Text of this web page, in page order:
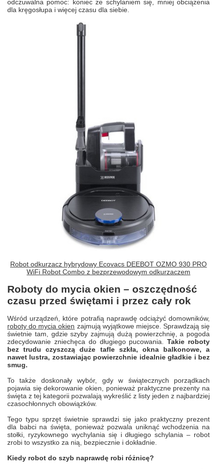
odczuwalna pomoc: koniec ze schylaniem się, mniej obciążenia
dla kręgosłupa i więcej czasu dla siebie.
Robot odkurzacz hybrydowy Ecovacs DEEBOT OZMO 930 PRO
WiFi Robot Combo z bezprzewodowym odkurzaczem
Roboty do mycia okien – oszczędność
czasu przed świętami i przez cały rok
Wśród urządzeń, które potrafią naprawdę odciążyć domowników,
roboty do mycia okien zajmują wyjątkowe miejsce. Sprawdzają się
świetnie tam, gdzie szyby zajmują dużą powierzchnię, a pogoda
zdecydowanie zniechęca do długiego pucowania.Takie roboty
bez trudu czyszczą duże tafle szkła, okna balkonowe, a
nawet lustra, zostawiając powierzchnie idealnie gładkie i bez
smug.
To także doskonały wybór, gdy w świątecznych porządkach
pojawia się dekorowanie okien, ponieważ praktyczne prezenty na
święta z tej kategorii pozwalają wykreślić z listy jeden z najbardziej
czasochłonnych obowiązków.
Tego typu sprzęt świetnie sprawdzi się jako praktyczny prezent
dla babci na święta, ponieważ pozwala uniknąć wchodzenia na
stołki, ryzykownego wychylania się i długiego schylania – robot
zrobi to wszystko za nią, bezpiecznie i dokładnie.
Kiedy robot do szyb naprawdę robi różnicę?